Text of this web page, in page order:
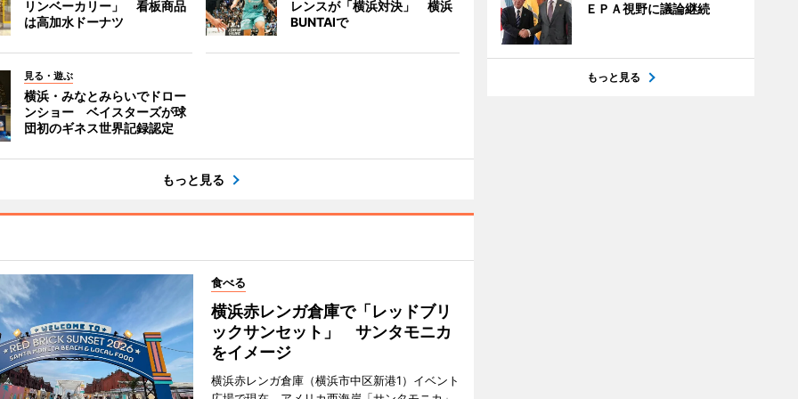
リンベーカリー」 看板商品
は高加水ドーナツ
レンスが「横浜対決」 横浜
BUNTAIで
見る・遊ぶ
横浜・みなとみらいでドロー
ンショー ベイスターズが球
団初のギネス世界記録認定
もっと見る
食べる
横浜赤レンガ倉庫で「レッドブリ
ックサンセット」 サンタモニカ
をイメージ
横浜赤レンガ倉庫（横浜市中区新港1）イベント
ＥＰＡ視野に議論継続
もっと見る